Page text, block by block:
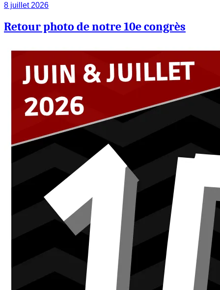
8 juillet 2026
Retour photo de notre 10e congrès